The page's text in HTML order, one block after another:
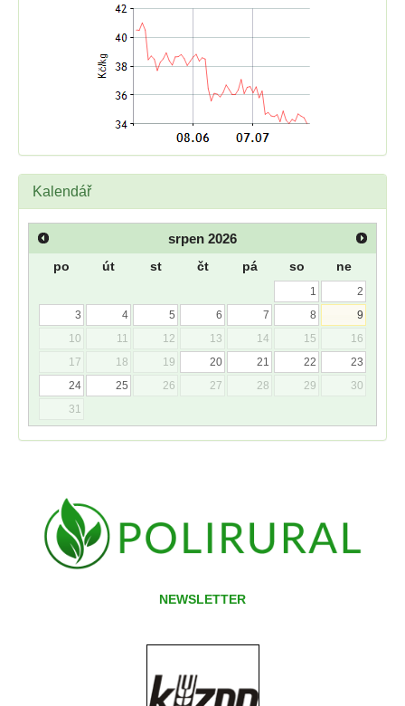
Kalendář
srpen 2026
po út st čt pá so ne
1
2
3
4 5 6 7 8
9
10
11 12 13 14 15
16
17
18 19 20 21 22
23
24
25 26 27 28 29
30
31
NEWSLETTER